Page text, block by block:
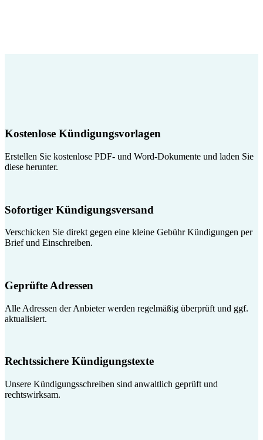
Kostenlose Kündigungsvorlagen
Erstellen Sie kostenlose PDF- und Word-Dokumente und laden Sie
diese herunter.
Sofortiger Kündigungsversand
Verschicken Sie direkt gegen eine kleine Gebühr Kündigungen per
Brief und Einschreiben.
Geprüfte Adressen
Alle Adressen der Anbieter werden regelmäßig überprüft und ggf.
aktualisiert.
Rechtssichere Kündigungstexte
Unsere Kündigungsschreiben sind anwaltlich geprüft und
rechtswirksam.